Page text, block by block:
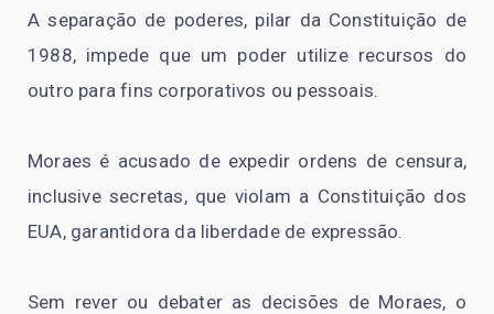
A separação de poderes, pilar da Constituição de
1988, impede que um poder utilize recursos do
outro para fins corporativos ou pessoais.
Moraes é acusado de expedir ordens de censura,
inclusive secretas, que violam a Constituição dos
EUA, garantidora da liberdade de expressão.
Sem rever ou debater as decisões de Moraes, o